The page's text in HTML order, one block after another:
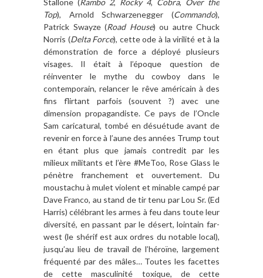
Stallone (Rambo 2, Rocky 4, Cobra, Over the
Top), Arnold Schwarzenegger (Commando),
Patrick Swayze (Road House) ou autre Chuck
Norris (Delta Force), cette ode à la virilité et à la
démonstration de force a déployé plusieurs
visages. Il était à l’époque question de
réinventer le mythe du cowboy dans le
contemporain, relancer le rêve américain à des
fins flirtant parfois (souvent ?) avec une
dimension propagandiste. Ce pays de l’Oncle
Sam caricatural, tombé en désuétude avant de
revenir en force à l’aune des années Trump tout
en étant plus que jamais contredit par les
milieux militants et l’ère #MeToo, Rose Glass le
pénètre franchement et ouvertement. Du
moustachu à mulet violent et minable campé par
Dave Franco, au stand de tir tenu par Lou Sr. (Ed
Harris) célébrant les armes à feu dans toute leur
diversité, en passant par le désert, lointain far-
west (le shérif est aux ordres du notable local),
jusqu’au lieu de travail de l’héroïne, largement
fréquenté par des mâles… Toutes les facettes
de cette masculinité toxique, de cette